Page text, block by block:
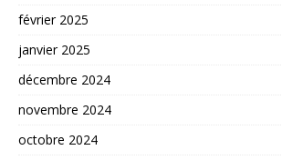
février 2025
janvier 2025
décembre 2024
novembre 2024
octobre 2024